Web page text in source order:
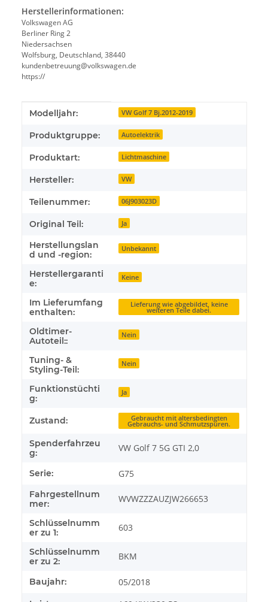
Herstellerinformationen:
Volkswagen AG
Berliner Ring 2
Niedersachsen
Wolfsburg, Deutschland, 38440
kundenbetreuung@volkswagen.de
https://
Produkteigenschaft
Wert
Modelljahr: VW Golf 7 Bj.2012-2019
Produktgruppe: Autoelektrik
Produktart: Lichtmaschine
Hersteller: VW
Teilenummer: 06J903023D
Original Teil: Ja
Herstellungslan
d und -region:
Unbekannt
Herstellergaranti
e:
Keine
Im Lieferumfang
enthalten:
Lieferung wie abgebildet, keine
weiteren Teile dabei.
Oldtimer-
Autoteil::
Nein
Tuning- &
Styling-Teil:
Nein
Funktionstüchti
g:
Ja
Zustand: Gebraucht mit altersbedingten
Gebrauchs- und Schmutzspuren.
Spenderfahrzeu
g:
VW Golf 7 5G GTI 2,0
Serie: G75
Fahrgestellnum
mer:
WVWZZZAUZJW266653
Schlüsselnumm
er zu 1:
603
Schlüsselnumm
er zu 2:
BKM
Baujahr: 05/2018